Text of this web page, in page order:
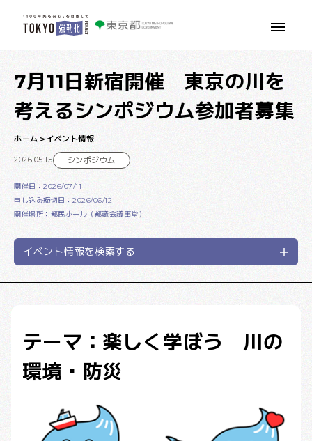
本文へ移動
7月11日新宿開催 東京の川を
考えるシンポジウム参加者募集
ホーム イベント情報
2026.05.15 シンポジウム
開催日：2026/07/11
申し込み締切日：2026/06/12
開催場所：都民ホール（都議会議事堂）
イベント情報を検索する
テーマ：楽しく学ぼう 川の
環境・防災